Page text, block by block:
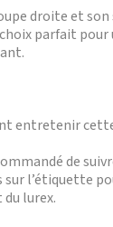
droite et
parfait pour
entretenir
de
sur l’étiquette
lurex.